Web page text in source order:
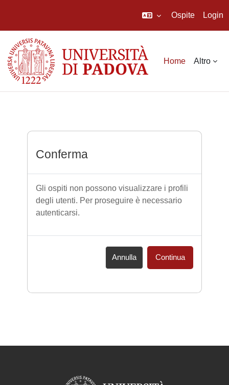
Ospite Login
Home Altro
Conferma
Gli ospiti non possono visualizzare i profili
degli utenti. Per proseguire è necessario
autenticarsi.
Annulla Continua